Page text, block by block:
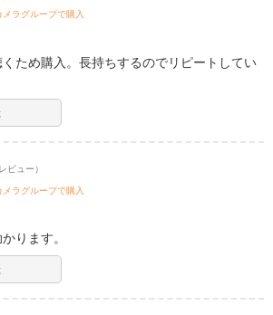
メラグループで購入
ため購入。長持ちするのでリピートしてい
ビュー）
メラグループで購入
ります。